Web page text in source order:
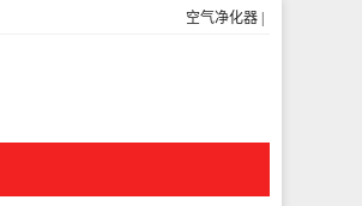
空气净化器